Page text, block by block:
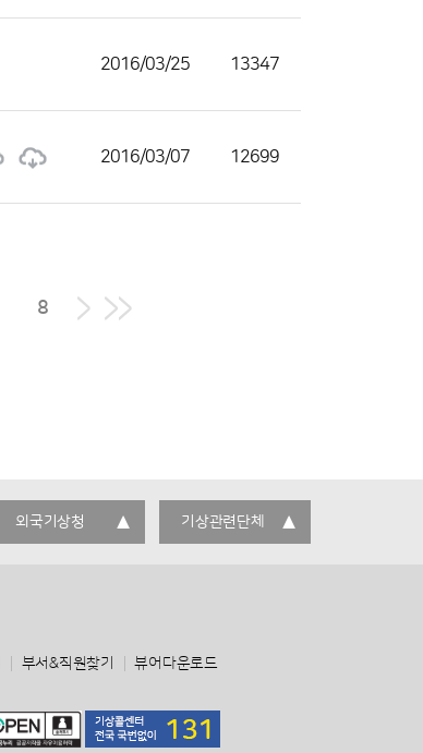
2016/03/25 13347
2016/03/07 12699
8
외국기상청 기상관련단체
부서&직원찾기 뷰어다운로드